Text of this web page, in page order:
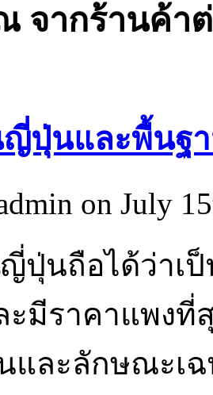
จากร้านค้าต่
ปุ่นและพื้นฐ
on July
ญี่ปุ่นถือได้ว่าเป็
ะมีราคาแพงที่
และลักษณะเ